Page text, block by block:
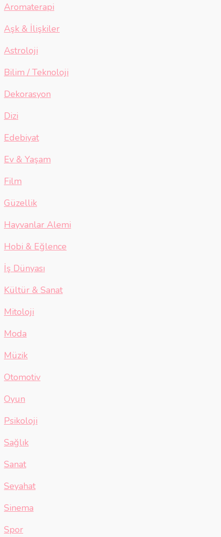
Aromaterapi
Aşk & İlişkiler
Astroloji
Bilim / Teknoloji
Dekorasyon
Dizi
Edebiyat
Ev & Yaşam
Film
Güzellik
Hayvanlar Alemi
Hobi & Eğlence
İş Dünyası
Kültür & Sanat
Mitoloji
Moda
Müzik
Otomotiv
Oyun
Psikoloji
Sağlık
Sanat
Seyahat
Sinema
Spor